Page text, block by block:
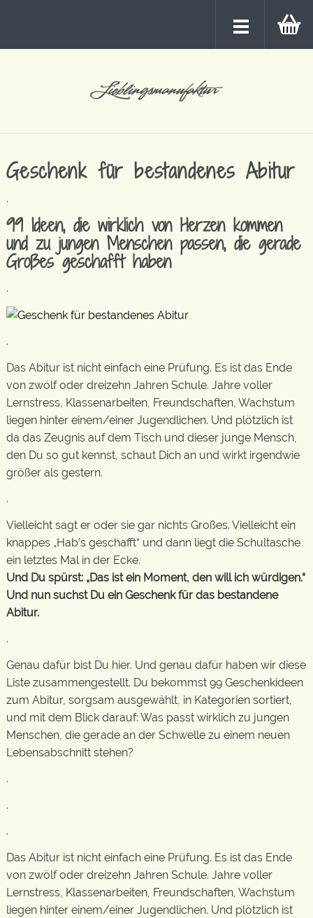
Geschenk für bestandenes Abitur
.
99 Ideen, die wirklich von Herzen kommen
und zu jungen Menschen passen, die gerade
Großes geschafft haben
.
.
Das Abitur ist nicht einfach eine Prüfung. Es ist das Ende
von zwölf oder dreizehn Jahren Schule. Jahre voller
Lernstress, Klassenarbeiten, Freundschaften, Wachstum
liegen hinter einem/einer Jugendlichen. Und plötzlich ist
da das Zeugnis auf dem Tisch und dieser junge Mensch,
den Du so gut kennst, schaut Dich an und wirkt irgendwie
größer als gestern.
.
Vielleicht sagt er oder sie gar nichts Großes. Vielleicht ein
knappes „Hab’s geschafft“ und dann liegt die Schultasche
ein letztes Mal in der Ecke.
Und Du spürst: „Das ist ein Moment, den will ich würdigen.“
Und nun suchst Du ein Geschenk für das bestandene
Abitur.
.
Genau dafür bist Du hier. Und genau dafür haben wir diese
Liste zusammengestellt. Du bekommst 99 Geschenkideen
zum Abitur, sorgsam ausgewählt, in Kategorien sortiert,
und mit dem Blick darauf: Was passt wirklich zu jungen
Menschen, die gerade an der Schwelle zu einem neuen
Lebensabschnitt stehen?
.
.
.
Das Abitur ist nicht einfach eine Prüfung. Es ist das Ende
von zwölf oder dreizehn Jahren Schule. Jahre voller
Lernstress, Klassenarbeiten, Freundschaften, Wachstum
liegen hinter einem/einer Jugendlichen. Und plötzlich ist